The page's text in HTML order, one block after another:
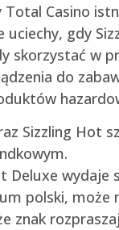
Casino
uciechy, gdy
skorzystać w
do
Sizzling Hot
Deluxe
polski, może
znak